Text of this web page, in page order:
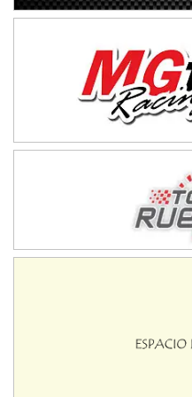
IAME SERIES ARGENTINA 6
Baradero (Buenos Aires)
Ciudad de Trenque Lauquen (Asfalto)
Trenque Lauquen (Buenos Aires)
Victoria (Entre Ríos)